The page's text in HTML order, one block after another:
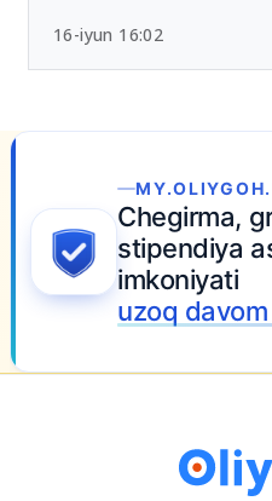
Chet tili sertifikatlari
tasdiqlandi